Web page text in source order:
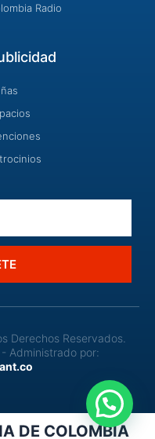
Radio
Derechos Reservados.
Administrado por:
DE COLOMBIA